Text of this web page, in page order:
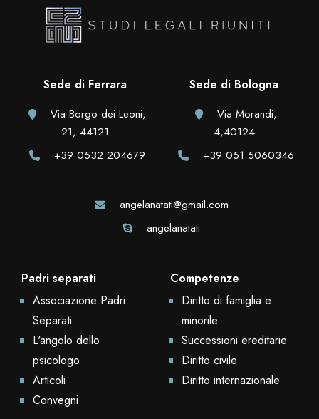
Sede di Ferrara
Via Borgo dei Leoni,
21, 44121
+39 0532 204679
Sede di Bologna
Via Morandi,
4,40124
+39 051 5060346
angelanatati@gmail.com
angelanatati
Padri separati
Associazione Padri
Separati
L'angolo dello
psicologo
Articoli
Convegni
Competenze
Diritto di famiglia e
minorile
Successioni ereditarie
Diritto civile
Diritto internazionale